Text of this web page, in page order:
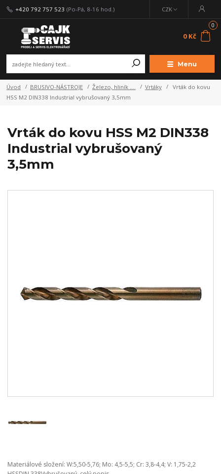
Menu
CZK
+420 792 757 523 (Po-Pá, 8-16 hod.)
0
0 Kč
Úvod BRUSIVO-NÁSTROJE Železo, hliník .... Vrtáky
Vrták do kovu
HSS M2 DIN338 Industrial vybrušovaný 3,5mm
Vrták do kovu HSS M2 DIN338
Industrial vybrušovaný
3,5mm
Materiálové složení: W:5,50-5,76; Mo: 4,5-5,5; Cr: 3,8-4,4; V: 1,75-2,2